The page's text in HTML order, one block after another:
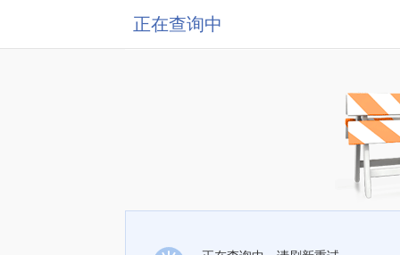
正在查询中